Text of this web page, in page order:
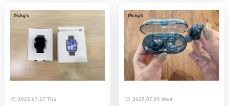
2025.07.17 Thu 2025.07.09 Wed